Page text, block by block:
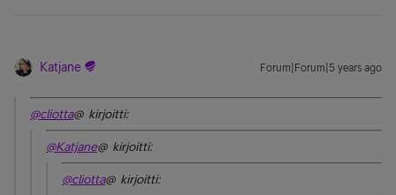
Katjane Forum|Forum|5 years ago
@cliotta@ kirjoitti:
@Katjane@ kirjoitti:
@cliotta@ kirjoitti: